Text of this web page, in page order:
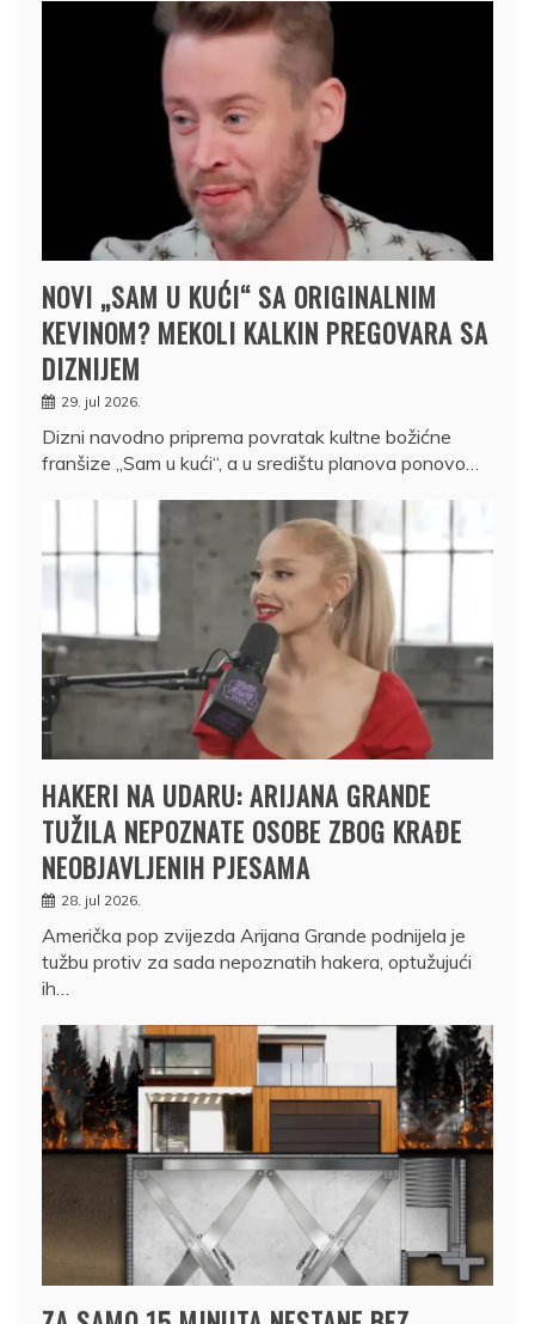
NOVI „SAM U KUĆI“ SA ORIGINALNIM
KEVINOM? MEKOLI KALKIN PREGOVARA SA
DIZNIJEM
29. jul 2026.
Dizni navodno priprema povratak kultne božićne
franšize „Sam u kući“, a u središtu planova ponovo…
HAKERI NA UDARU: ARIJANA GRANDE
TUŽILA NEPOZNATE OSOBE ZBOG KRAĐE
NEOBJAVLJENIH PJESAMA
28. jul 2026.
Američka pop zvijezda Arijana Grande podnijela je
tužbu protiv za sada nepoznatih hakera, optužujući
ih…